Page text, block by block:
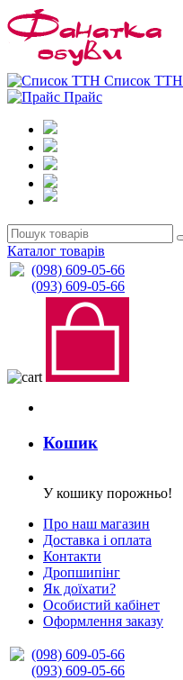
Список ТТН
Прайс
Каталог товарів
(098) 609-05-66
(093) 609-05-66
Кошик
У кошику порожньо!
Про наш магазин
Доставка і оплата
Контакти
Дропшипінг
Як доїхати?
Особистий кабінет
Оформлення заказу
(098) 609-05-66
(093) 609-05-66